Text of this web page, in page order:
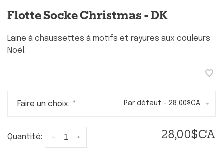
Flotte Socke Christmas - DK
Laine à chaussettes à motifs et rayures aux couleurs
Noël.
Faire un choix: * Par défaut - 28,00$CA
Quantité: +
- 28,00$CA